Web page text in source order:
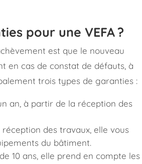
pour une VEFA ?
est que le nouveau
en cas de constat de défauts, à
trois types de garanties :
an, à partir de la réception des
des travaux, elle vous
du bâtiment.
10 ans, elle prend en compte les